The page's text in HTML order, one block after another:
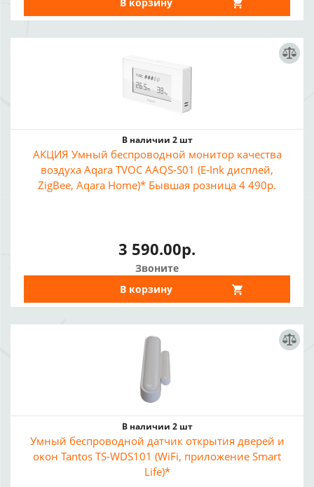
В наличии 2 шт
АКЦИЯ Умный беспроводной монитор качества
воздуха Aqara TVOC AAQS-S01 (E-Ink дисплей,
ZigBee, Aqara Home)* Бывшая розница 4 490р.
3 590.00р.
Звоните
В корзину
В наличии 2 шт
Умный беспроводной датчик открытия дверей и
окон Tantos TS-WDS101 (WiFi, приложение Smart
Life)*